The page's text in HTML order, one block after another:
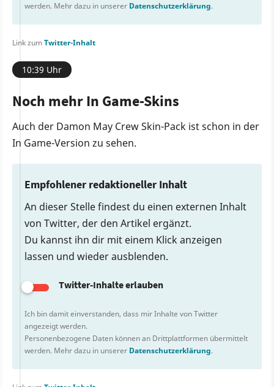
werden. Mehr dazu in unserer Datenschutzerklärung.
Link zumTwitter-Inhalt
10:39 Uhr
Noch mehr In Game-Skins
Auch der Damon May Crew Skin-Pack ist schon in der
In Game-Version zu sehen.
Empfohlener redaktioneller Inhalt
An dieser Stelle findest du einen externen Inhalt
von Twitter, der den Artikel ergänzt.
Du kannst ihn dir mit einem Klick anzeigen
lassen und wieder ausblenden.
Twitter-Inhalte erlauben
Ich bin damit einverstanden, dass mir Inhalte von Twitter
angezeigt werden.
Personenbezogene Daten können an Drittplattformen übermittelt
werden. Mehr dazu in unserer Datenschutzerklärung.